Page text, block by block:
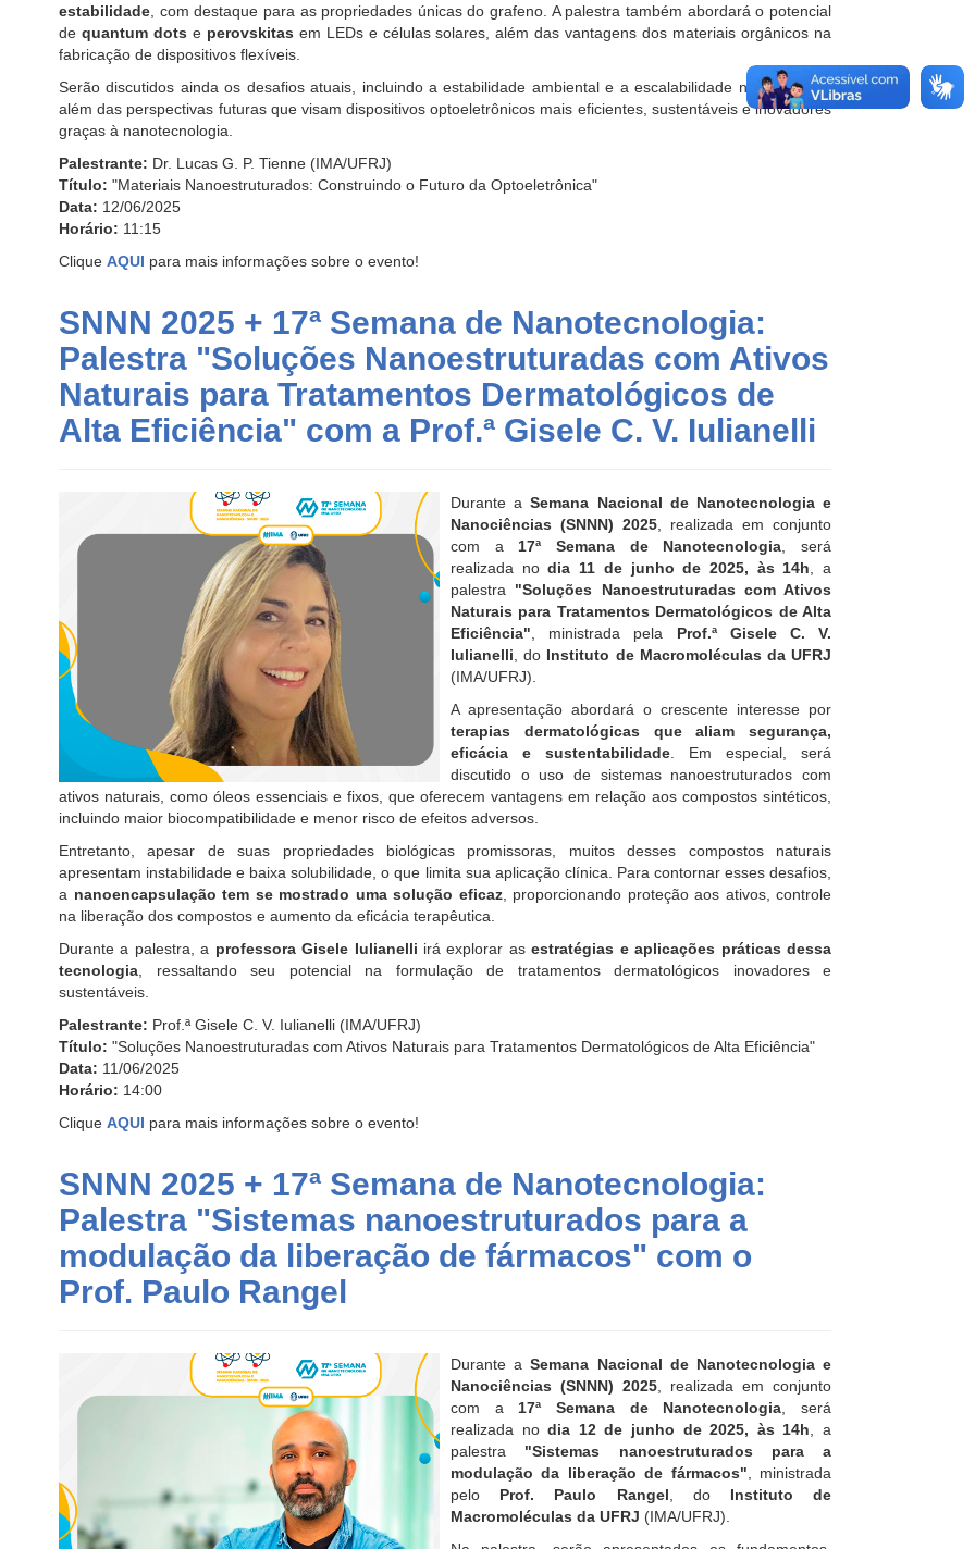
estabilidade, com destaque para as propriedades únicas do grafeno. A palestra também abordará o potencial
de quantum dots e perovskitas em LEDs e células solares, além das vantagens dos materiais orgânicos na
fabricação de dispositivos flexíveis.
Serão discutidos ainda os desafios atuais, incluindo a estabilidade ambiental e a escalabilidade na produção,
além das perspectivas futuras que visam dispositivos optoeletrônicos mais eficientes, sustentáveis e inovadores
graças à nanotecnologia.
Palestrante: Dr. Lucas G. P. Tienne (IMA/UFRJ)
Título: "Materiais Nanoestruturados: Construindo o Futuro da Optoeletrônica"
Data: 12/06/2025
Horário: 11:15
Clique AQUI para mais informações sobre o evento!
SNNN 2025 + 17ª Semana de Nanotecnologia:
Palestra "Soluções Nanoestruturadas com Ativos
Naturais para Tratamentos Dermatológicos de
Alta Eficiência" com a Prof.ª Gisele C. V. Iulianelli
Durante aSemana Nacional de Nanotecnologia e
Nanociências (SNNN) 2025, realizada em conjunto
com a17ª Semana de Nanotecnologia, será
realizada nodia 11 de junho de 2025, às 14h, a
palestra "Soluções Nanoestruturadas com Ativos
Naturais para Tratamentos Dermatológicos de Alta
Eficiência", ministrada pela Prof.ª Gisele C. V.
Iulianelli, do Instituto de Macromoléculas da UFRJ
(IMA/UFRJ).
A apresentação abordará o crescente interesse por
terapias dermatológicas que aliam segurança,
eficácia e sustentabilidade. Em especial, será
discutido o uso de sistemas nanoestruturados com
ativos naturais, como óleos essenciais e fixos, que oferecem vantagens em relação aos compostos sintéticos,
incluindo maior biocompatibilidade e menor risco de efeitos adversos.
Entretanto, apesar de suas propriedades biológicas promissoras, muitos desses compostos naturais
apresentam instabilidade e baixa solubilidade, o que limita sua aplicação clínica. Para contornar esses desafios,
a nanoencapsulação tem se mostrado uma solução eficaz, proporcionando proteção aos ativos, controle
na liberação dos compostos e aumento da eficácia terapêutica.
Durante a palestra, a professora Gisele Iulianelli irá explorar asestratégias e aplicações práticas dessa
tecnologia, ressaltando seu potencial na formulação de tratamentos dermatológicos inovadores e
sustentáveis.
Palestrante: Prof.ª Gisele C. V. Iulianelli (IMA/UFRJ)
Título: "Soluções Nanoestruturadas com Ativos Naturais para Tratamentos Dermatológicos de Alta Eficiência"
Data: 11/06/2025
Horário: 14:00
Clique AQUI para mais informações sobre o evento!
SNNN 2025 + 17ª Semana de Nanotecnologia:
Palestra "Sistemas nanoestruturados para a
modulação da liberação de fármacos" com o
Prof. Paulo Rangel
Durante aSemana Nacional de Nanotecnologia e
Nanociências (SNNN) 2025, realizada em conjunto
com a17ª Semana de Nanotecnologia, será
realizada nodia 12 de junho de 2025, às 14h, a
palestra "Sistemas nanoestruturados para a
modulação da liberação de fármacos", ministrada
pelo Prof. Paulo Rangel, do Instituto de
Macromoléculas da UFRJ (IMA/UFRJ).